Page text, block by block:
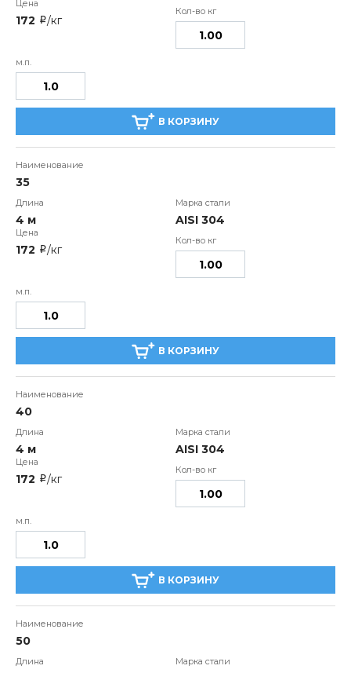
172 i/кг
В КОРЗИНУ
35
4 м AISI 304
172 i/кг
В КОРЗИНУ
40
4 м AISI 304
172 i/кг
В КОРЗИНУ
50